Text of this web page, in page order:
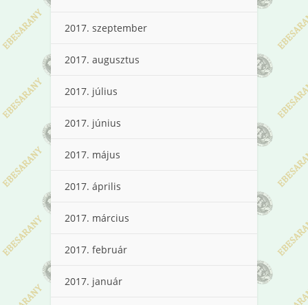
2017. szeptember
2017. augusztus
2017. július
2017. június
2017. május
2017. április
2017. március
2017. február
2017. január